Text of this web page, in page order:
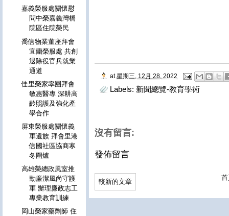
at 星期三, 12月 28, 2022
Labels: 新聞總覽-教育學術
沒有留言:
發佈留言
較新的文章
嘉義榮服處關懷慰
問中榮嘉義灣橋
院區住院榮民
喬信物業董座拜會
宜蘭榮服處 共創
退除役官兵就業
通道
佳里榮家率團拜會
敏惠醫專 深耕高
齡照護及強化產
學合作
屏東榮服處關懷義
軍遺族 拜會里港
信國社區協商寒
冬圍爐
高雄榮總政風室推
動廉潔風尚守護
軍 辦理廉政志工
專業教育訓練
岡山榮家藥劑師 住